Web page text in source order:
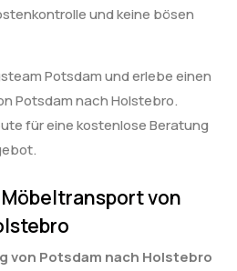
und keine bösen
Potsdam und erlebe einen
Potsdam nach Holstebro.
für eine kostenlose Beratung
von
von Potsdam nach Holstebro